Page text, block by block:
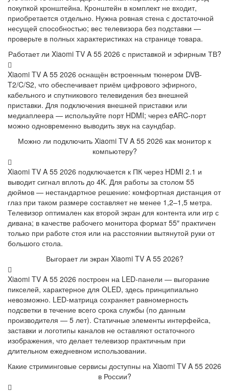
покупкой кронштейна. Кронштейн в комплект не входит,
приобретается отдельно. Нужна ровная стена с достаточной
несущей способностью; вес телевизора без подставки —
проверьте в полных характеристиках на странице товара.
Работает ли Xiaomi TV A 55 2026 с приставкой и эфирным ТВ?
Xiaomi TV A 55 2026 оснащён встроенным тюнером DVB-
T2/C/S2, что обеспечивает приём цифрового эфирного,
кабельного и спутникового телевидения без внешней
приставки. Для подключения внешней приставки или
медиаплеера — используйте порт HDMI; через eARC-порт
можно одновременно выводить звук на саундбар.
Можно ли подключить Xiaomi TV A 55 2026 как монитор к
компьютеру?
Xiaomi TV A 55 2026 подключается к ПК через HDMI 2.1 и
выводит сигнал вплоть до 4K. Для работы за столом 55
дюймов — нестандартное решение: комфортная дистанция от
глаз при таком размере составляет не менее 1,2–1,5 метра.
Телевизор оптимален как второй экран для контента или игр с
дивана; в качестве рабочего монитора формат 55″ практичен
только при работе стоя или на расстоянии вытянутой руки от
большого стола.
Выгорает ли экран Xiaomi TV A 55 2026?
Xiaomi TV A 55 2026 построен на LED-панели — выгорание
пикселей, характерное для OLED, здесь принципиально
невозможно. LED-матрица сохраняет равномерность
подсветки в течение всего срока службы (по данным
производителя — 5 лет). Статичные элементы интерфейса,
заставки и логотипы каналов не оставляют остаточного
изображения, что делает телевизор практичным при
длительном ежедневном использовании.
Какие стриминговые сервисы доступны на Xiaomi TV A 55 2026
в России?